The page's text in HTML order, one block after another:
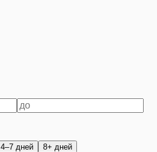
4–7 дней 8+ дней